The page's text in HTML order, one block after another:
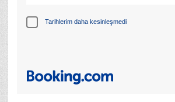
Tarihlerim daha kesinleşmedi